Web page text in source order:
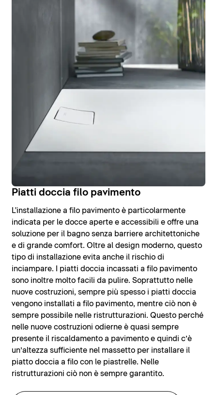
Piatti doccia filo pavimento
L'installazione a filo pavimento è particolarmente
indicata per le docce aperte e accessibili e offre una
soluzione per il bagno senza barriere architettoniche
e di grande comfort. Oltre al design moderno, questo
tipo di installazione evita anche il rischio di
inciampare. I piatti doccia incassati a filo pavimento
sono inoltre molto facili da pulire. Soprattutto nelle
nuove costruzioni, sempre più spesso i piatti doccia
vengono installati a filo pavimento, mentre ciò non è
sempre possibile nelle ristrutturazioni. Questo perché
nelle nuove costruzioni odierne è quasi sempre
presente il riscaldamento a pavimento e quindi c’è
un’altezza sufficiente nel massetto per installare il
piatto doccia a filo con le piastrelle. Nelle
ristrutturazioni ciò non è sempre garantito.